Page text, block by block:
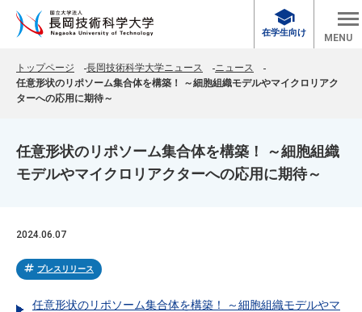
school
在学生向け MENU
トップページ 長岡技術科学大学ニュース
ニュース
任意形状のリポソーム集合体を構築！ ～細胞組織モデルやマイクロリアク
ターへの応用に期待～
任意形状のリポソーム集合体を構築！ ～細胞組織
モデルやマイクロリアクターへの応用に期待～
2024.06.07
tag プレスリリース
任意形状のリポソーム集合体を構築！ ～細胞組織モデルやマ